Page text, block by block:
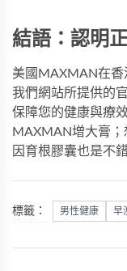
結語：認明
美國MAXMAN在香
我們網站所提供的
保障您的健康與療
MAXMAN增大膏
因育根膠囊也是不
標籤： 男性健康 早